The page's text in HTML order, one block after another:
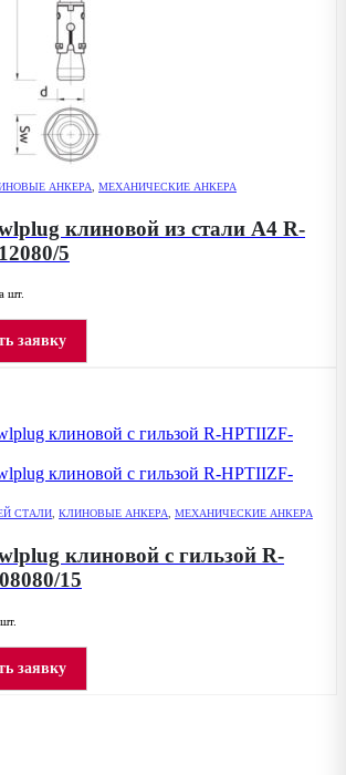
АНКЕРА МЕХАНИЧЕСКИЕ АНКЕРА
клиновой из стали А4 R-
5
шт.
заявку
СТАЛИ, КЛИНОВЫЕ АНКЕРА, МЕХАНИЧЕСКИЕ АНКЕРА
клиновой с гильзой R-
15
заявку